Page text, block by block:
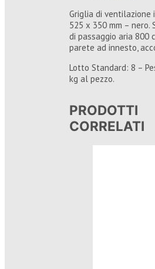
Griglia di ventilazione
525 x 350 mm – nero.
di passaggio aria 800
parete ad innesto,
Lotto Standard: 8 –
kg al pezzo.
PRODOTTI
CORRELATI